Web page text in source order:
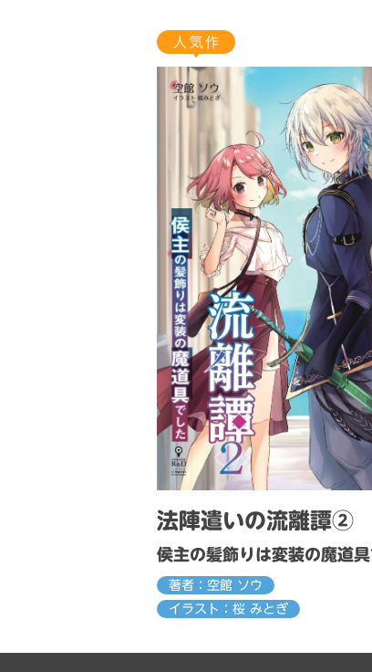
法陣遣いの流離譚②
侯主の髪飾りは変装の魔道
著者：空館 ソウ
イラスト：桜 みとぎ